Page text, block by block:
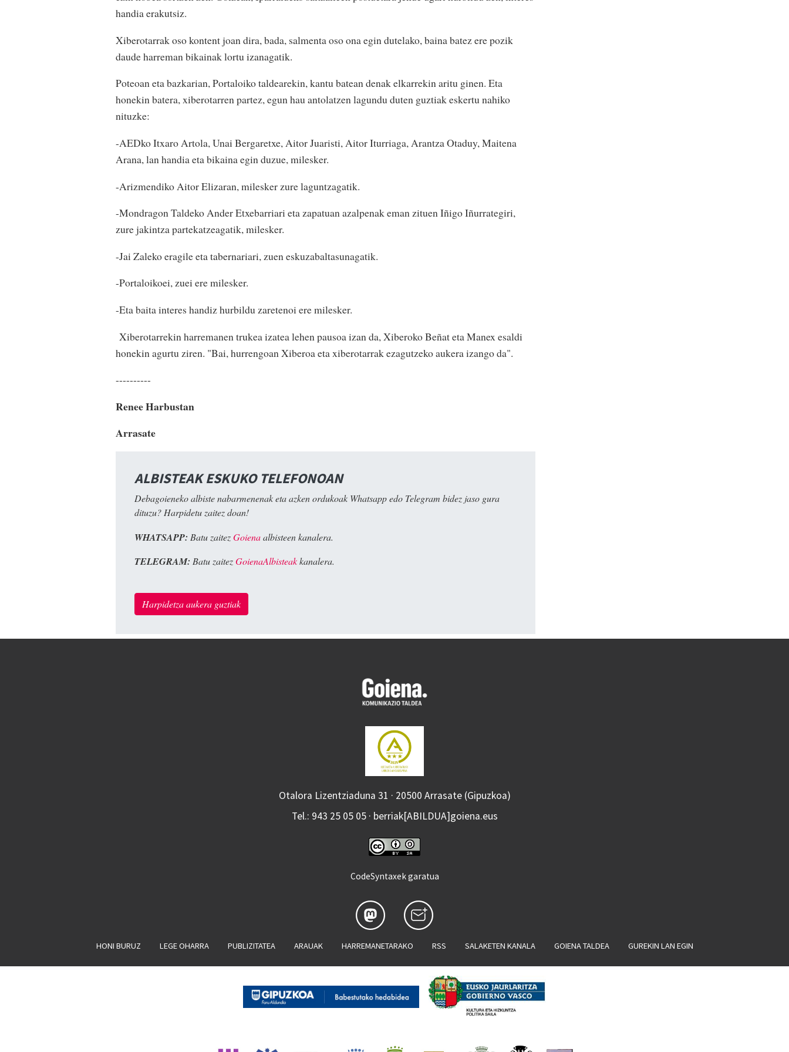
handia erakutsiz.
Xiberotarrak oso kontent joan dira, bada, salmenta oso ona egin dutelako, baina batez ere pozik
daude harreman bikainak lortu izanagatik.
Poteoan eta bazkarian, Portaloiko taldearekin, kantu batean denak elkarrekin aritu ginen. Eta
honekin batera, xiberotarren partez, egun hau antolatzen lagundu duten guztiak eskertu nahiko
nituzke:
-AEDko Itxaro Artola, Unai Bergaretxe, Aitor Juaristi, Aitor Iturriaga, Arantza Otaduy, Maitena
Arana, lan handia eta bikaina egin duzue, milesker.
-Arizmendiko Aitor Elizaran, milesker zure laguntzagatik.
-Mondragon Taldeko Ander Etxebarriari eta zapatuan azalpenak eman zituen Iñigo Iñurrategiri,
zure jakintza partekatzeagatik, milesker.
-Jai Zaleko eragile eta tabernariari, zuen eskuzabaltasunagatik.
-Portaloikoei, zuei ere milesker.
-Eta baita interes handiz hurbildu zaretenoi ere milesker.
Xiberotarrekin harremanen trukea izatea lehen pausoa izan da, Xiberoko Beñat eta Manex esaldi
honekin agurtu ziren. "Bai, hurrengoan Xiberoa eta xiberotarrak ezagutzeko aukera izango da".
----------
Renee Harbustan
Arrasate
ALBISTEAK ESKUKO TELEFONOAN
Debagoieneko albiste nabarmenenak eta azken ordukoak Whatsapp edo Telegram bidez jaso gura
dituzu? Harpidetu zaitez doan!
WHATSAPP: Batu zaitezGoienaalbisteen kanalera.
TELEGRAM: Batu zaitezGoienaAlbisteakkanalera.
Harpidetza aukera guztiak
Otalora Lizentziaduna 31 · 20500 Arrasate (Gipuzkoa)
Tel.: 943 25 05 05 · berriak[ABILDUA]goiena.eus
CodeSyntaxek garatua
HONI BURUZ LEGE OHARRA PUBLIZITATEA ARAUAK HARREMANETARAKO RSS SALAKETEN KANALA GOIENA TALDEA GUREKIN LAN EGIN